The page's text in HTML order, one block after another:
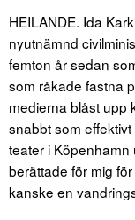
HEILANDE. Ida
nyutnämnd
femton år sedan
som råkade fastna
medierna blåst upp
snabbt som
teater i
berättade för mig
kanske en